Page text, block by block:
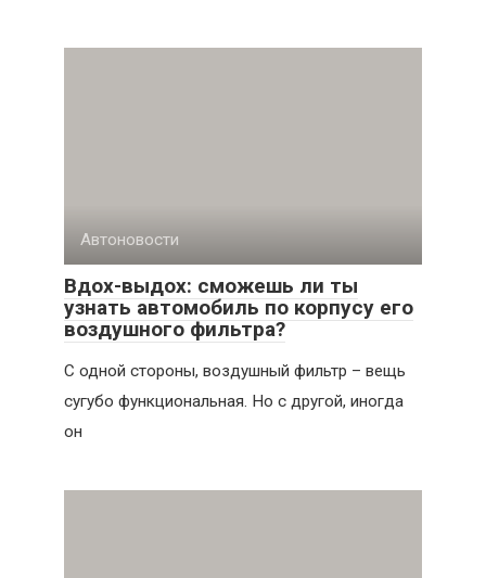
Автоновости
Вдох-выдох: сможешь ли ты
узнать автомобиль по корпусу его
воздушного фильтра?
С одной стороны, воздушный фильтр – вещь
сугубо функциональная. Но с другой, иногда
он